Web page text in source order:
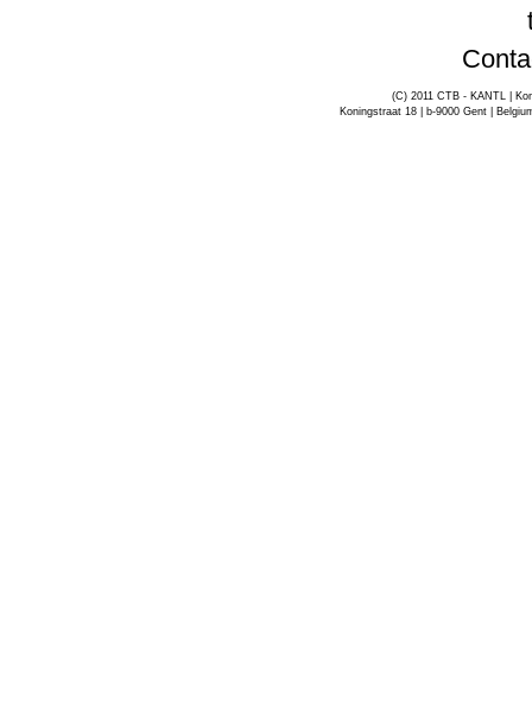
(C) 2011 CTB - KANTL |
Koningstraat 18 | b-9000 Gent |